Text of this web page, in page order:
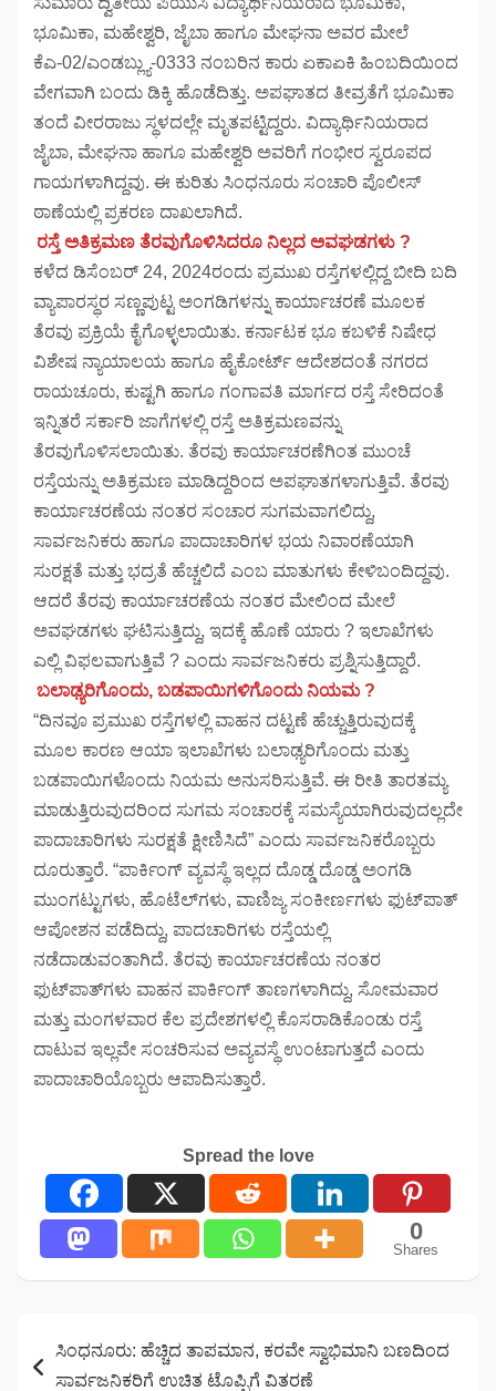
ಭೂಮಿಕಾ, ಮಹೇಶ್ವರಿ, ಜೈಬಾ ಹಾಗೂ ಮೇಘನಾ ಅವರ ಮೇಲೆ
ಕೆಎ-02/ಎಂಡಬ್ಲ್ಯು-0333 ನಂಬರಿನ ಕಾರು ಏಕಾಏಕಿ ಹಿಂಬದಿಯಿಂದ
ವೇಗವಾಗಿ ಬಂದು ಡಿಕ್ಕಿ ಹೊಡೆದಿತ್ತು. ಅಪಘಾತದ ತೀವ್ರತೆಗೆ ಭೂಮಿಕಾ
ತಂದೆ ವೀರರಾಜು ಸ್ಥಳದಲ್ಲೇ ಮೃತಪಟ್ಟಿದ್ದರು. ವಿದ್ಯಾರ್ಥಿನಿಯರಾದ
ಜೈಬಾ, ಮೇಘನಾ ಹಾಗೂ ಮಹೇಶ್ವರಿ ಅವರಿಗೆ ಗಂಭೀರ ಸ್ವರೂಪದ
ಗಾಯಗಳಾಗಿದ್ದವು. ಈ ಕುರಿತು ಸಿಂಧನೂರು ಸಂಚಾರಿ ಪೊಲೀಸ್
ಠಾಣೆಯಲ್ಲಿ ಪ್ರಕರಣ ದಾಖಲಾಗಿದೆ.
ರಸ್ತೆ ಅತಿಕ್ರಮಣ ತೆರವುಗೊಳಿಸಿದರೂ ನಿಲ್ಲದ ಅವಘಡಗಳು ?
ಕಳೆದ ಡಿಸೆಂಬರ್ 24, 2024ರಂದು ಪ್ರಮುಖ ರಸ್ತೆಗಳಲ್ಲಿದ್ದ ಬೀದಿ ಬದಿ
ವ್ಯಾಪಾರಸ್ಥರ ಸಣ್ಣಪುಟ್ಟ ಅಂಗಡಿಗಳನ್ನು ಕಾರ್ಯಾಚರಣೆ ಮೂಲಕ
ತೆರವು ಪ್ರಕ್ರಿಯೆ ಕೈಗೊಳ್ಳಲಾಯಿತು. ಕರ್ನಾಟಕ ಭೂ ಕಬಳಿಕೆ ನಿಷೇಧ
ವಿಶೇಷ ನ್ಯಾಯಾಲಯ ಹಾಗೂ ಹೈಕೋರ್ಟ್ ಆದೇಶದಂತೆ ನಗರದ
ರಾಯಚೂರು, ಕುಷ್ಟಗಿ ಹಾಗೂ ಗಂಗಾವತಿ ಮಾರ್ಗದ ರಸ್ತೆ ಸೇರಿದಂತೆ
ಇನ್ನಿತರೆ ಸರ್ಕಾರಿ ಜಾಗೆಗಳಲ್ಲಿ ರಸ್ತೆ ಅತಿಕ್ರಮಣವನ್ನು
ತೆರವುಗೊಳಿಸಲಾಯಿತು. ತೆರವು ಕಾರ್ಯಾಚರಣೆಗಿಂತ ಮುಂಚೆ
ರಸ್ತೆಯನ್ನು ಅತಿಕ್ರಮಣ ಮಾಡಿದ್ದರಿಂದ ಅಪಘಾತಗಳಾಗುತ್ತಿವೆ. ತೆರವು
ಕಾರ್ಯಾಚರಣೆಯ ನಂತರ ಸಂಚಾರ ಸುಗಮವಾಗಲಿದ್ದು,
ಸಾರ್ವಜನಿಕರು ಹಾಗೂ ಪಾದಾಚಾರಿಗಳ ಭಯ ನಿವಾರಣೆಯಾಗಿ
ಸುರಕ್ಷತೆ ಮತ್ತು ಭದ್ರತೆ ಹೆಚ್ಚಲಿದೆ ಎಂಬ ಮಾತುಗಳು ಕೇಳಿಬಂದಿದ್ದವು.
ಆದರೆ ತೆರವು ಕಾರ್ಯಾಚರಣೆಯ ನಂತರ ಮೇಲಿಂದ ಮೇಲೆ
ಅವಘಡಗಳು ಘಟಿಸುತ್ತಿದ್ದು, ಇದಕ್ಕೆ ಹೊಣೆ ಯಾರು ? ಇಲಾಖೆಗಳು
ಎಲ್ಲಿ ವಿಫಲವಾಗುತ್ತಿವೆ ? ಎಂದು ಸಾರ್ವಜನಿಕರು ಪ್ರಶ್ನಿಸುತ್ತಿದ್ದಾರೆ.
ಬಲಾಢ್ಯರಿಗೊಂದು, ಬಡಪಾಯಿಗಳಿಗೊಂದು ನಿಯಮ ?
“ದಿನವೂ ಪ್ರಮುಖ ರಸ್ತೆಗಳಲ್ಲಿ ವಾಹನ ದಟ್ಟಣೆ ಹೆಚ್ಚುತ್ತಿರುವುದಕ್ಕೆ
ಮೂಲ ಕಾರಣ ಆಯಾ ಇಲಾಖೆಗಳು ಬಲಾಢ್ಯರಿಗೊಂದು ಮತ್ತು
ಬಡಪಾಯಿಗಳೊಂದು ನಿಯಮ ಅನುಸರಿಸುತ್ತಿವೆ. ಈ ರೀತಿ ತಾರತಮ್ಯ
ಮಾಡುತ್ತಿರುವುದರಿಂದ ಸುಗಮ ಸಂಚಾರಕ್ಕೆ ಸಮಸ್ಯೆಯಾಗಿರುವುದಲ್ಲದೇ
ಪಾದಾಚಾರಿಗಳು ಸುರಕ್ಷತೆ ಕ್ಷೀಣಿಸಿದೆ” ಎಂದು ಸಾರ್ವಜನಿಕರೊಬ್ಬರು
ದೂರುತ್ತಾರೆ. “ಪಾರ್ಕಿಂಗ್ ವ್ಯವಸ್ಥೆ ಇಲ್ಲದ ದೊಡ್ಡ ದೊಡ್ಡ ಅಂಗಡಿ
ಮುಂಗಟ್ಟುಗಳು, ಹೊಟೆಲ್‌ಗಳು, ವಾಣಿಜ್ಯ ಸಂಕೀರ್ಣಗಳು ಫುಟ್‌ಪಾತ್
ಆಪೋಶನ ಪಡೆದಿದ್ದು, ಪಾದಚಾರಿಗಳು ರಸ್ತೆಯಲ್ಲಿ
ನಡೆದಾಡುವಂತಾಗಿದೆ. ತೆರವು ಕಾರ್ಯಾಚರಣೆಯ ನಂತರ
ಫುಟ್‌ಪಾತ್‌ಗಳು ವಾಹನ ಪಾರ್ಕಿಂಗ್ ತಾಣಗಳಾಗಿದ್ದು, ಸೋಮವಾರ
ಮತ್ತು ಮಂಗಳವಾರ ಕೆಲ ಪ್ರದೇಶಗಳಲ್ಲಿ ಕೊಸರಾಡಿಕೊಂಡು ರಸ್ತೆ
ದಾಟುವ ಇಲ್ಲವೇ ಸಂಚರಿಸುವ ಅವ್ಯವಸ್ಥೆ ಉಂಟಾಗುತ್ತದೆ ಎಂದು
ಪಾದಾಚಾರಿಯೊಬ್ಬರು ಆಪಾದಿಸುತ್ತಾರೆ.
Spread the love
0
Shares
navigation
ಸಿಂಧನೂರು: ಹೆಚ್ಚಿದ ತಾಪಮಾನ, ಕರವೇ ಸ್ವಾಭಿಮಾನಿ ಬಣದಿಂದ
ಸಾರ್ವಜನಿಕರಿಗೆ ಉಚಿತ ಟೊಪ್ಪಿಗೆ ವಿತರಣೆ